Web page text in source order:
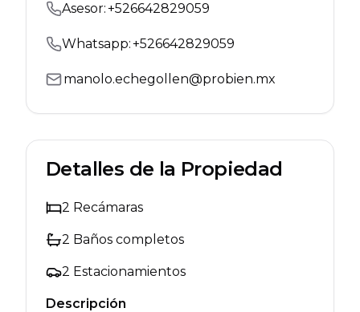
Asesor:+526642829059
Whatsapp:+526642829059
manolo.echegollen@probien.mx
Detalles de la Propiedad
2 Recámaras
2 Baños completos
2 Estacionamientos
Descripción